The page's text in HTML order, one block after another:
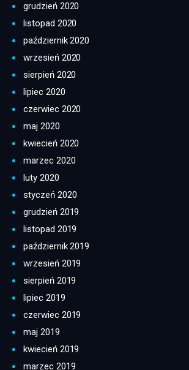
grudzień 2020
listopad 2020
październik 2020
wrzesień 2020
sierpień 2020
lipiec 2020
czerwiec 2020
maj 2020
kwiecień 2020
marzec 2020
luty 2020
styczeń 2020
grudzień 2019
listopad 2019
październik 2019
wrzesień 2019
sierpień 2019
lipiec 2019
czerwiec 2019
maj 2019
kwiecień 2019
marzec 2019